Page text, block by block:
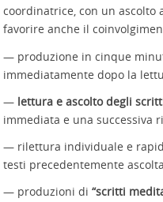
coordinatrice, con un
favorire anche il
— produzione in cinque
immediatamente dopo la
— lettura e ascolto degli
immediata e una successiva
— rilettura individuale e
testi precedentemente
— produzioni di “scritti